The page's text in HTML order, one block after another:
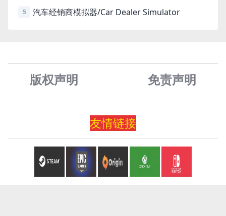
5 汽车经销商模拟器/Car Dealer Simulator
版权声明 免责声明
友情链接